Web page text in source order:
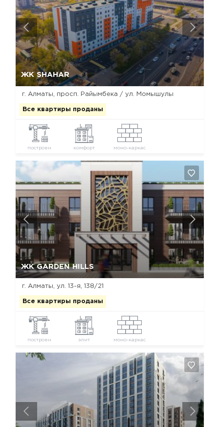
ЖК SHAHAR
г. Алматы, просп. Райымбека / ул. Момышулы
Все квартиры проданы
построен комфорт моно-каркас
Да, удалить Отмена
ЖК GARDEN HILLS
г. Алматы, ул. 13-я, 138/21
Все квартиры проданы
построен элит моно-каркас
Да, удалить Отмена